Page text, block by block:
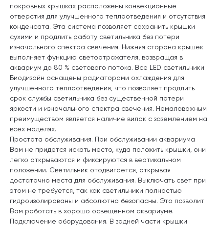
покровных крышках расположены конвекционные
отверстия для улучшенного теплоотведения и отсутствия
конденсата. Эта система позволяет сохранить крышки
сухими и продлить работу светильника без потери
изначального спектра свечения. Нижняя сторона крышек
выполняет функцию светоотражателя, возвращая в
аквариум до 80 % светового потока. Все LED светильники
Биодизайн оснащены радиаторами охлаждения для
улучшенного теплоотведения, что позволяет продлить
срок службы светильника без существенной потери
яркости и изначального спектра свечения. Немаловажным
преимуществом является наличие вилок с заземлением на
всех моделях.
Простота обслуживания. При обслуживании аквариума
Вам не придется искать место, куда положить крышки, они
легко открываются и фиксируются в вертикальном
положении. Светильник отодвигается, открывая
достаточно места для обслуживания. Выключать свет при
этом не требуется, так как светильники полностью
гидроизолированы и абсолютно безопасны. Это позволит
Вам работать в хорошо освещенном аквариуме.
Подключение оборудования. В задней части крышки